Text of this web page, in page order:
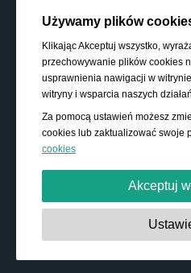
Używamy plików
Klikając Akceptuj wszystko,
przechowywanie plików cookies
usprawnienia nawigacji w
witryny i wsparcia naszych
Za pomocą ustawień możesz
cookies lub zaktualizować swoje
cookies
Akceptuj
Absolutnie niezbędne:
Te